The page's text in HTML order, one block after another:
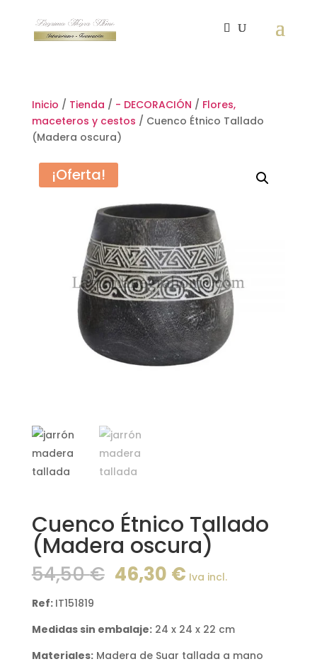
Inicio / Tienda / - DECORACIÓN / Flores,
maceteros y cestos / Cuenco Étnico Tallado
(Madera oscura)
¡Oferta!
Cuenco Étnico Tallado
(Madera oscura)
54,50€ El
precio
era:
54,50 €.
46,30 €El
es:
46,30 €.
Iva incl.
Ref: IT151819
Medidas sin embalaje:24 x 24 x 22 cm
Materiales:Madera de Suar tallada a mano